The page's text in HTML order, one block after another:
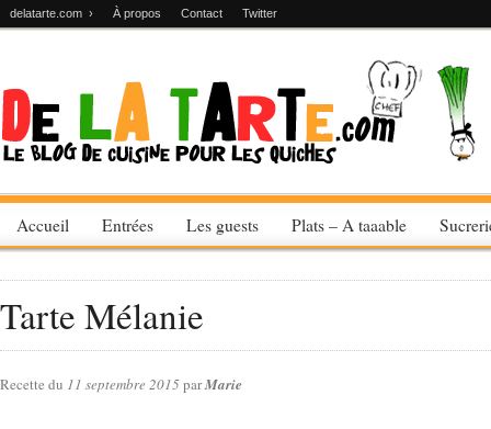
delatarte.com › À propos Contact Twitter
Accueil Entrées Les guests Plats – A taaable
Tarte Mélanie
Recette du 11 septembre 2015parMarie